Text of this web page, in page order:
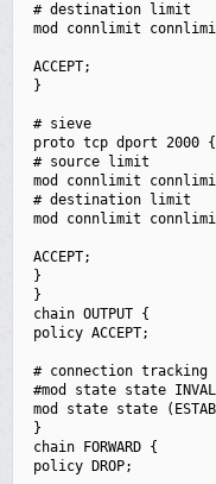
# destination limit
mod connlimit
ACCEPT;
}
# sieve
proto tcp dport 2000 {
# source limit
mod connlimit
# destination limit
mod connlimit
ACCEPT;
}
}
chain OUTPUT {
policy ACCEPT;
# connection tracking
#mod state state
mod state state
}
chain FORWARD {
policy DROP;